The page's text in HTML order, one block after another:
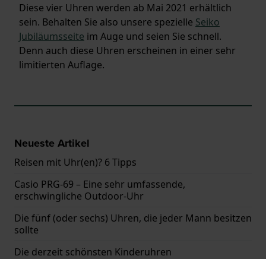
Diese vier Uhren werden ab Mai 2021 erhältlich
sein. Behalten Sie also unsere spezielle Seiko
Jubiläumsseite im Auge und seien Sie schnell.
Denn auch diese Uhren erscheinen in einer sehr
limitierten Auflage.
Neueste Artikel
Reisen mit Uhr(en)? 6 Tipps
Casio PRG-69 – Eine sehr umfassende,
erschwingliche Outdoor-Uhr
Die fünf (oder sechs) Uhren, die jeder Mann besitzen
sollte
Die derzeit schönsten Kinderuhren